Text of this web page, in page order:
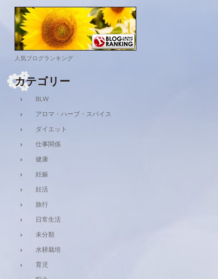
人気ブログランキング
カテゴリー
BLW
アロマ・ハーブ・スパイス
ダイエット
仕事関係
健康
妊娠
妊活
旅行
日常生活
未分類
水耕栽培
育児